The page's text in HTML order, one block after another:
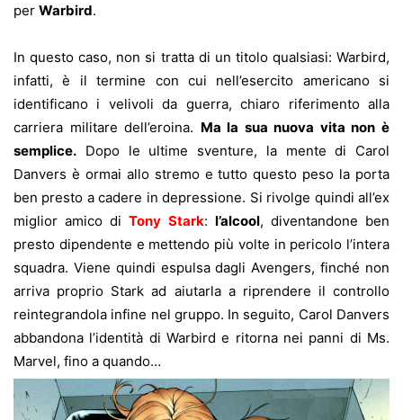
per Warbird.
In questo caso, non si tratta di un titolo qualsiasi: Warbird,
infatti, è il termine con cui nell’esercito americano si
identificano i velivoli da guerra, chiaro riferimento alla
carriera militare dell’eroina. Ma la sua nuova vita non è
semplice. Dopo le ultime sventure, la mente di Carol
Danvers è ormai allo stremo e tutto questo peso la porta
ben presto a cadere in depressione. Si rivolge quindi all’ex
miglior amico diTony Stark: l’alcool, diventandone ben
presto dipendente e mettendo più volte in pericolo l’intera
squadra. Viene quindi espulsa dagli Avengers, finché non
arriva proprio Stark ad aiutarla a riprendere il controllo
reintegrandola infine nel gruppo. In seguito, Carol Danvers
abbandona l’identità di Warbird e ritorna nei panni di Ms.
Marvel, fino a quando…